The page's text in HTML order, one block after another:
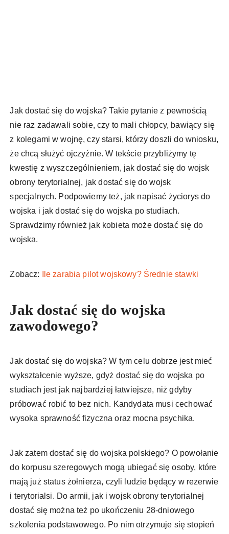
Jak dostać się do wojska? Takie pytanie z pewnością
nie raz zadawali sobie, czy to mali chłopcy, bawiący się
z kolegami w wojnę, czy starsi, którzy doszli do wniosku,
że chcą służyć ojczyźnie. W tekście przybliżymy tę
kwestię z wyszczególnieniem, jak dostać się do wojsk
obrony terytorialnej, jak dostać się do wojsk
specjalnych. Podpowiemy też, jak napisać życiorys do
wojska i jak dostać się do wojska po studiach.
Sprawdzimy również jak kobieta może dostać się do
wojska.
Zobacz: Ile zarabia pilot wojskowy? Średnie stawki
Jak dostać się do wojska
zawodowego?
Jak dostać się do wojska? W tym celu dobrze jest mieć
wykształcenie wyższe, gdyż dostać się do wojska po
studiach jest jak najbardziej łatwiejsze, niż gdyby
próbować robić to bez nich. Kandydata musi cechować
wysoka sprawność fizyczna oraz mocna psychika.
Jak zatem dostać się do wojska polskiego? O powołanie
do korpusu szeregowych mogą ubiegać się osoby, które
mają już status żołnierza, czyli ludzie będący w rezerwie
i terytorialsi. Do armii, jak i wojsk obrony terytorialnej
dostać się można też po ukończeniu 28-dniowego
szkolenia podstawowego. Po nim otrzymuje się stopień